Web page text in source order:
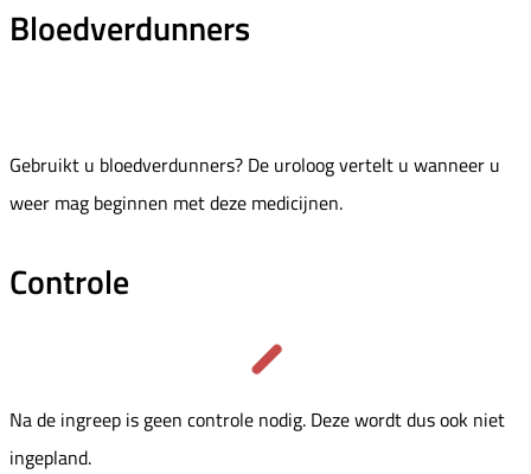
Bloedverdunners
Gebruikt u bloedverdunners? De uroloog vertelt u wanneer u
weer mag beginnen met deze medicijnen.
Controle
Na de ingreep is geen controle nodig. Deze wordt dus ook niet
ingepland.